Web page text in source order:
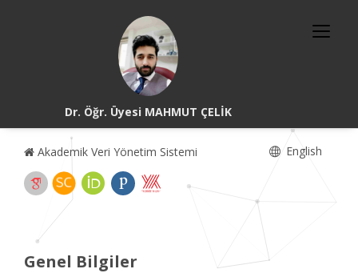
Dr. Öğr. Üyesi MAHMUT ÇELİK
Akademik Veri Yönetim Sistemi English
Genel Bilgiler